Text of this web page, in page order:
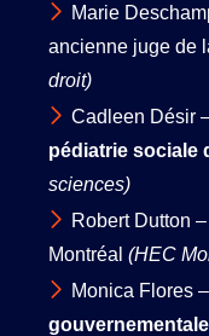
Marie
ancienne juge de
droit)
Cadleen Désir
pédiatrie sociale
sciences)
Robert Dutton
Montréal (HEC
Monica Flores